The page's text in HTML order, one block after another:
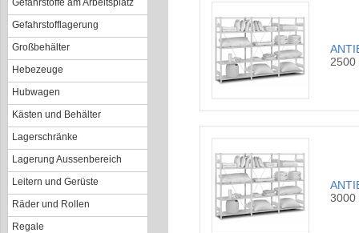
Gefahrstoffe am Arbeitsplatz
Gefahrstofflagerung
Großbehälter
Hebezeuge
Hubwagen
Kästen und Behälter
Lagerschränke
Lagerung Aussenbereich
Leitern und Gerüste
Räder und Rollen
Regale
2500
3000